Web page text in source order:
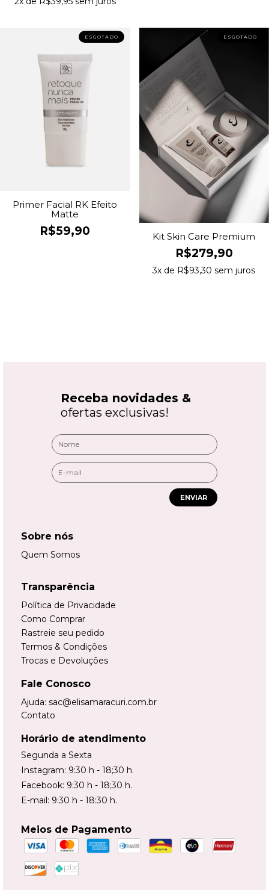
ESGOTADO
Primer Facial RK Efeito
Matte
R$59,90
ESGOTADO
Kit Skin Care Premium
R$279,90
3x de R$93,30 sem juros
Receba novidades &
ofertas exclusivas!
ENVIAR
Sobre nós
Quem Somos
Transparência
Política de Privacidade
Como Comprar
Rastreie seu pedido
Termos & Condições
Trocas e Devoluções
Fale Conosco
Ajuda: sac@elisamaracuri.com.br
Contato
Horário de atendimento
Segunda a Sexta
Instagram: 9:30 h - 18;30 h.
Facebook: 9:30 h - 18;30 h.
E-mail: 9:30 h - 18:30 h.
Meios de Pagamento